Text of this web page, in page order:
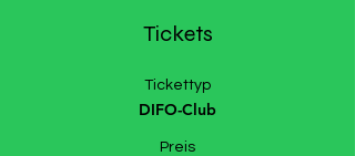
Tickets
Tickettyp
DIFO-Club
Preis